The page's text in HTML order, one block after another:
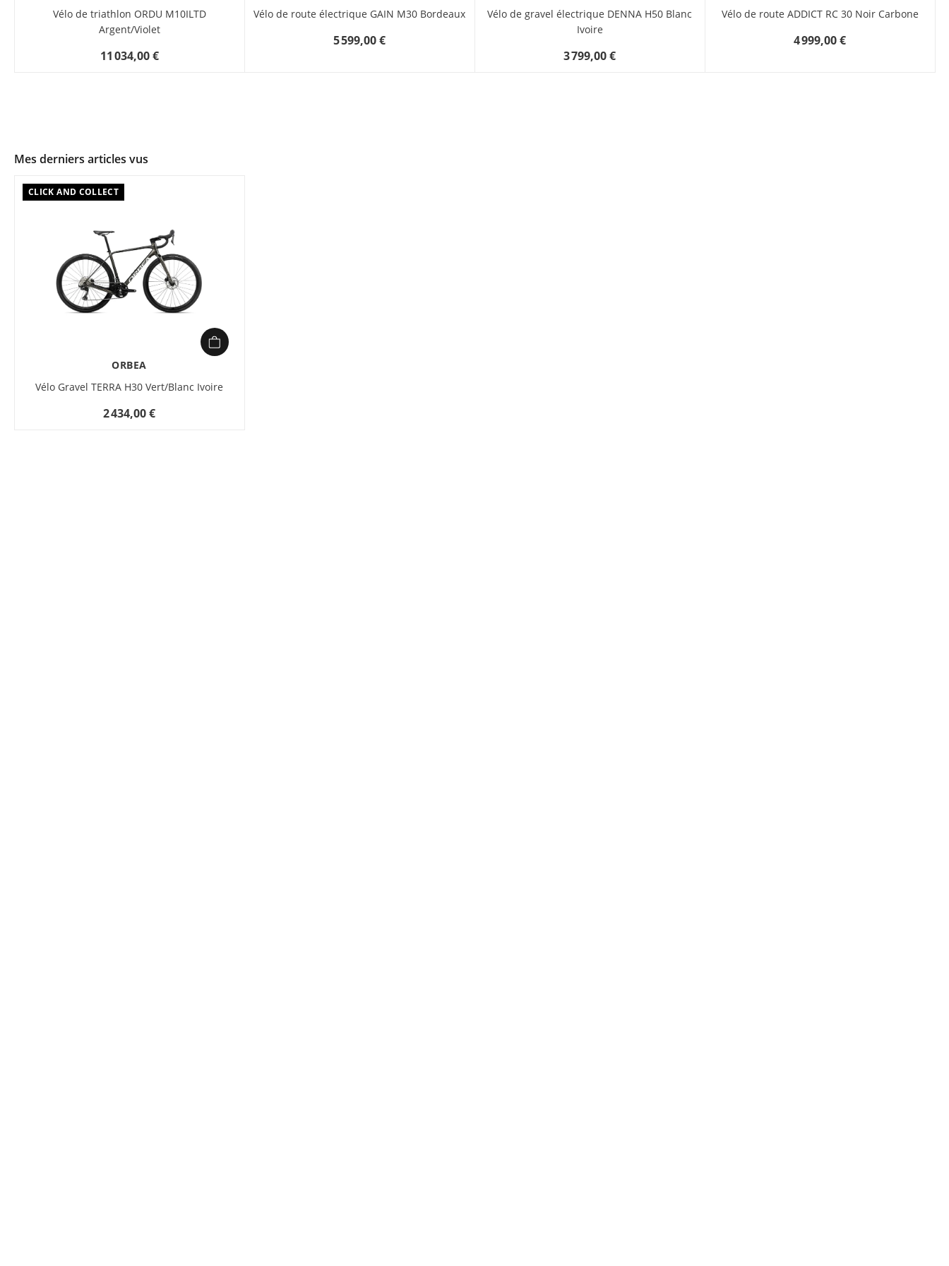
Vélo de triathlon ORDU M10ILTD
Argent/Violet
11 034,00 €
Vélo de route électrique GAIN M30 Bordeaux
5 599,00 €
Vélo de gravel électrique DENNA H50 Blanc
Ivoire
3 799,00 €
Vélo de route ADDICT RC 30 Noir Carbone
4 999,00 €
Mes derniers articles vus
CLICK AND COLLECT
ORBEA
Vélo Gravel TERRA H30 Vert/Blanc Ivoire
2 434,00 €